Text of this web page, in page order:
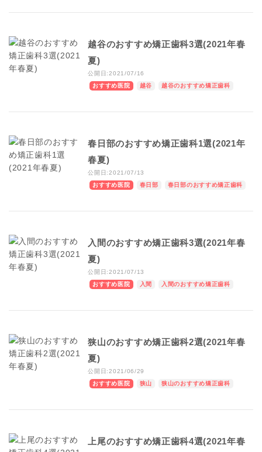
越谷のおすすめ矯正歯科3選(2021年春
夏)
公開日:2021/07/16
おすすめ医院
越谷 越谷のおすすめ矯正歯科
春日部のおすすめ矯正歯科1選(2021年
春夏)
公開日:2021/07/13
おすすめ医院
春日部 春日部のおすすめ矯正歯科
入間のおすすめ矯正歯科3選(2021年春
夏)
公開日:2021/07/13
おすすめ医院
入間 入間のおすすめ矯正歯科
狭山のおすすめ矯正歯科2選(2021年春
夏)
公開日:2021/06/29
おすすめ医院
狭山 狭山のおすすめ矯正歯科
上尾のおすすめ矯正歯科4選(2021年春